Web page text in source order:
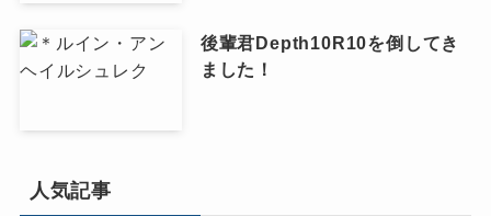
後輩君Depth10R10を倒してき
ました！
人気記事